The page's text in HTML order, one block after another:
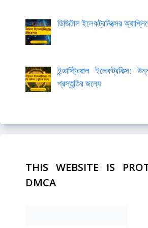
ডিজিটাল ইলেকট্রনিক্সের
ইন্ডাস্ট্রিয়াল
প্রস্তুতির জন্যে
THIS WEBSITE IS
DMCA